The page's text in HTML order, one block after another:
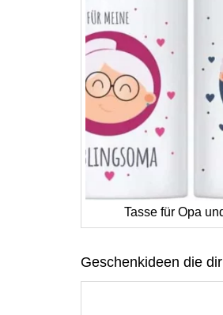
Tasse für Opa
Geschenkideen die